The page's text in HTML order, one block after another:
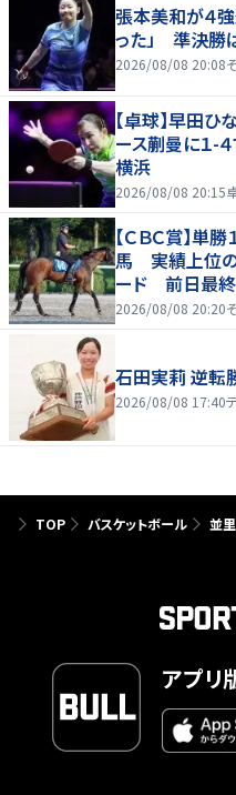
張本美和が４
った」 準決勝
2026/08/08 20:08
【卓球】早田
ース蒯曼に１-
横浜
2026/08/08 20:15
【ＣＢＣ賞】単
馬 実績上位
ード 前日最終
2026/08/08 20:20
石田実莉 逆転
2026/08/08 17:40
TOP バスケットボール 並
アプリ